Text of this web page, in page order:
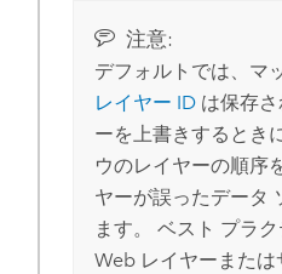
注意:
デフォルトでは、マ
レイヤー IDは保存さ
ーを上書きするとき
ウのレイヤーの順序
ヤーが誤ったデータ
ます。 ベスト プラ
Web レイヤーまた